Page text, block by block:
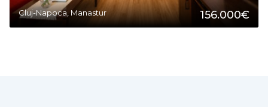
Cluj-Napoca, Manastur 156.000€